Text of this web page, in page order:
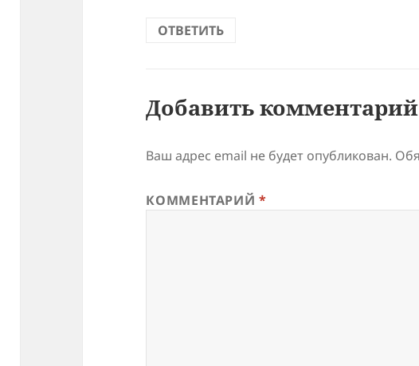
ОТВЕТИТЬ
Добавить комментарий
Ваш адрес email не будет опубликован.
КОММЕНТАРИЙ*